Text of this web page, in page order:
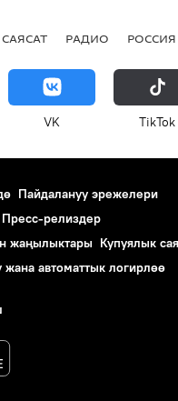
САЯСАТ РАДИО РОССИЯ
VK ТikТоk
Пайдалануу эрежелери
Пресс-релиздер
жаңылыктары Купуялык
автоматтык логирлөө